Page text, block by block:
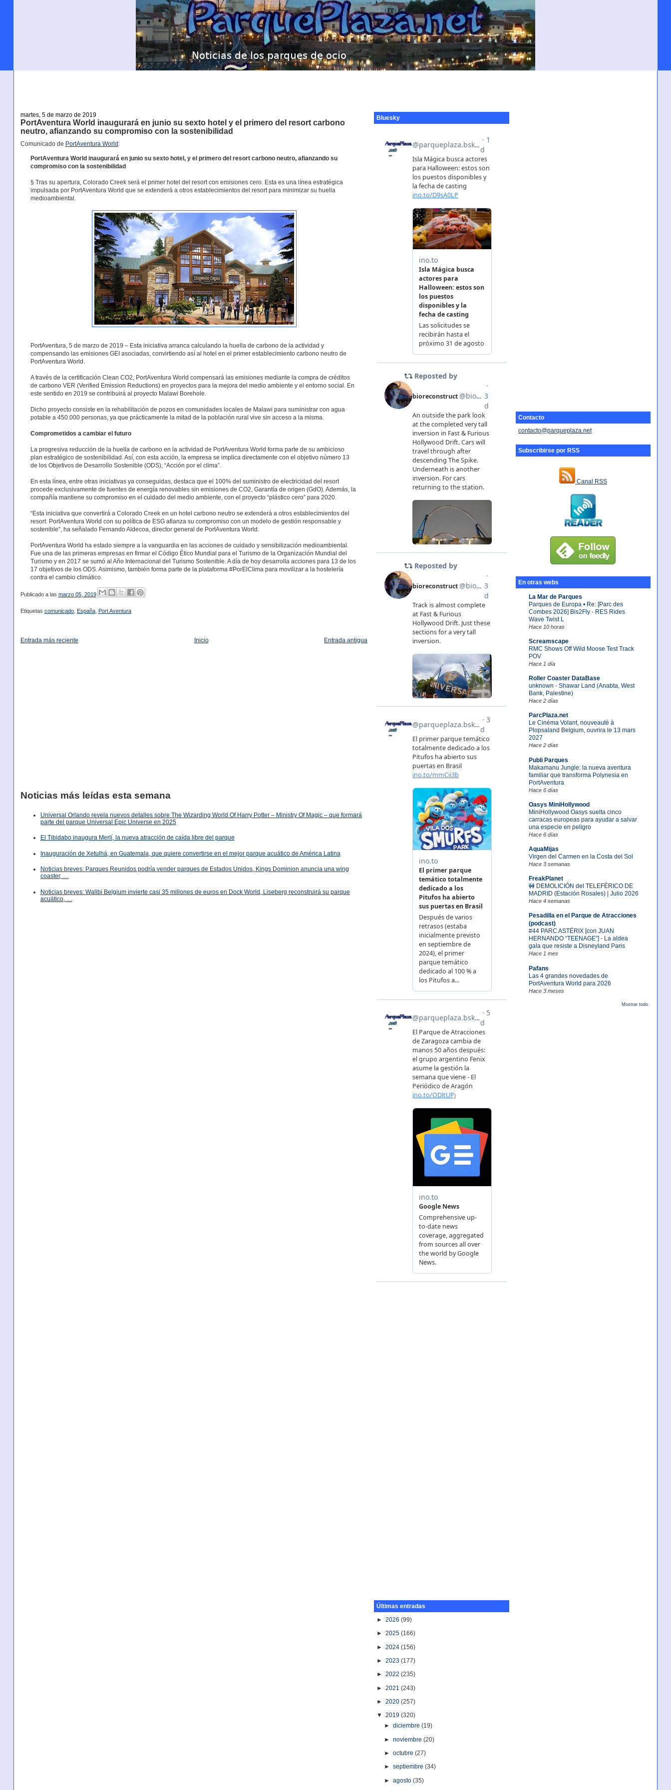
Contacto
contacto@parqueplaza.net
Subscribirse por RSS
Canal RSS
En otras webs
La Mar de Parques
Parques de Europa • Re: [Parc des
Combes 2026] Bis2Fly - RES Rides
Wave Twist L
Hace 10 horas
Screamscape
RMC Shows Off Wild Moose Test Track
POV
Hace 1 día
Roller Coaster DataBase
unknown - Shawar Land (Anabta, West
Bank, Palestine)
Hace 2 días
ParcPlaza.net
Le Cinéma Volant, nouveauté à
Plopsaland Belgium, ouvrira le 13 mars
2027
Hace 2 días
Publi Parques
Makamanu Jungle: la nueva aventura
familiar que transforma Polynesia en
PortAventura
Hace 6 días
Oasys MiniHollywood
MiniHollywood Oasys suelta cinco
carracas europeas para ayudar a salvar
una especie en peligro
Hace 6 días
AquaMijas
Virgen del Carmen en la Costa del Sol
Hace 3 semanas
FreakPlanet
🚧 DEMOLICIÓN del TELEFÉRICO DE
MADRID (Estación Rosales) | Julio 2026
Hace 4 semanas
Pesadilla en el Parque de Atracciones
(podcast)
#44 PARC ASTÉRIX [con JUAN
HERNANDO “TEENAGE”] - La aldea
gala que resiste a Disneyland Paris
Hace 1 mes
Pafans
Las 4 grandes novedades de
PortAventura World para 2026
Hace 3 meses
Mostrar todo
martes, 5 de marzo de 2019
PortAventura World inaugurará en junio su sexto hotel y el primero del resort carbono
neutro, afianzando su compromiso con la sostenibilidad
Comunicado de PortAventura World :
PortAventura World inaugurará en junio su sexto hotel, y el primero del resort carbono neutro, afianzando su
compromiso con la sostenibilidad
§ Tras su apertura, Colorado Creek será el primer hotel del resort con emisiones cero. Esta es una línea estratégica
impulsada por PortAventura World que se extenderá a otros establecimientos del resort para minimizar su huella
medioambiental.
PortAventura, 5 de marzo de 2019 – Esta iniciativa arranca calculando la huella de carbono de la actividad y
compensando las emisiones GEI asociadas, convirtiendo así al hotel en el primer establecimiento carbono neutro de
PortAventura World.
A través de la certificación Clean CO2, PortAventura World compensará las emisiones mediante la compra de créditos
de carbono VER (Verified Emission Reductions) en proyectos para la mejora del medio ambiente y el entorno social. En
este sentido en 2019 se contribuirá al proyecto Malawi Borehole.
Dicho proyecto consiste en la rehabilitación de pozos en comunidades locales de Malawi para suministrar con agua
potable a 450.000 personas, ya que prácticamente la mitad de la población rural vive sin acceso a la misma.
Comprometidos a cambiar el futuro
La progresiva reducción de la huella de carbono en la actividad de PortAventura World forma parte de su ambicioso
plan estratégico de sostenibilidad. Así, con esta acción, la empresa se implica directamente con el objetivo número 13
de los Objetivos de Desarrollo Sostenible (ODS), “Acción por el clima”.
En esta línea, entre otras iniciativas ya conseguidas, destaca que el 100% del suministro de electricidad del resort
procede exclusivamente de fuentes de energía renovables sin emisiones de CO2, Garantía de origen (GdO). Además, la
compañía mantiene su compromiso en el cuidado del medio ambiente, con el proyecto “plástico cero” para 2020.
“Esta iniciativa que convertirá a Colorado Creek en un hotel carbono neutro se extenderá a otros establecimientos del
resort. PortAventura World con su política de ESG afianza su compromiso con un modelo de gestión responsable y
sostenible”, ha señalado Fernando Aldecoa, director general de PortAventura World.
PortAventura World ha estado siempre a la vanguardia en las acciones de cuidado y sensibilización medioambiental.
Fue una de las primeras empresas en firmar el Código Ético Mundial para el Turismo de la Organización Mundial del
Turismo y en 2017 se sumó al Año Internacional del Turismo Sostenible. A día de hoy desarrolla acciones para 13 de los
17 objetivos de los ODS. Asimismo, también forma parte de la plataforma #PorElClima para movilizar a la hostelería
contra el cambio climático.
Publicado a las marzo 05, 2019
Etiquetas comunicado, España, Port Aventura
Entrada más reciente Entrada antigua
Inicio
Noticias más leídas esta semana
Universal Orlando revela nuevos detalles sobre The Wizarding World Of Harry Potter – Ministry Of Magic – que formará
parte del parque Universal Epic Universe en 2025
El Tibidabo inaugura Merlí, la nueva atracción de caída libre del parque
Inauguración de Xetulhá, en Guatemala, que quiere convertirse en el mejor parque acuático de América Latina
Noticias breves: Parques Reunidos podría vender parques de Estados Unidos, Kings Dominion anuncia una wing
coaster, …
Noticias breves: Walibi Belgium invierte casi 35 millones de euros en Dock World, Liseberg reconstruirá su parque
acuático, …
Bluesky
Últimas entradas
►2026(99)
►2025(166)
►2024(156)
►2023(177)
►2022(235)
►2021(243)
►2020(257)
▼2019(320)
►diciembre(19)
►noviembre(20)
►octubre(27)
►septiembre(34)
►agosto(35)